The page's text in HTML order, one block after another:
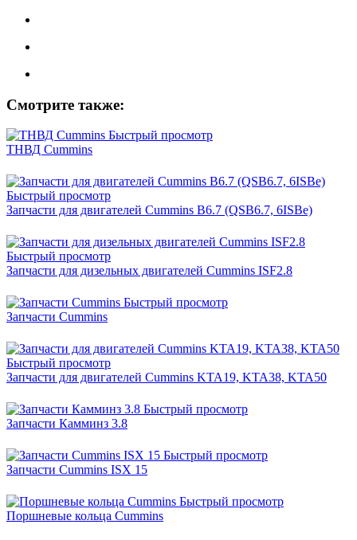
Смотрите также:
Быстрый просмотр
ТНВД Cummins
Быстрый просмотр
Запчасти для двигателей Cummins B6.7 (QSB6.7, 6ISBe)
Быстрый просмотр
Запчасти для дизельных двигателей Cummins ISF2.8
Быстрый просмотр
Запчасти Cummins
Быстрый просмотр
Запчасти для двигателей Cummins KTA19, KTA38, KTA50
Быстрый просмотр
Запчасти Камминз 3.8
Быстрый просмотр
Запчасти Cummins ISX 15
Быстрый просмотр
Поршневые кольца Cummins